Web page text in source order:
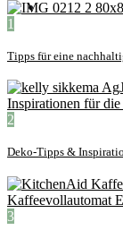
KIND &
1
Tipps für eine
2
Deko-Tipps &
3